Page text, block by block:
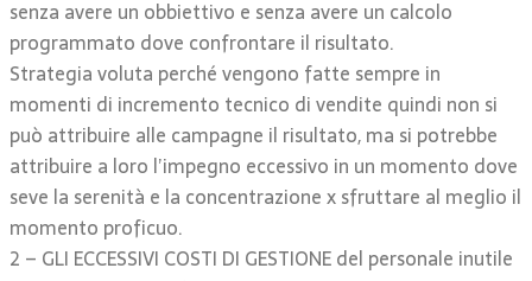
senza avere un obbiettivo e senza avere un calcolo
programmato dove confrontare il risultato.
Strategia voluta perché vengono fatte sempre in
momenti di incremento tecnico di vendite quindi non si
può attribuire alle campagne il risultato, ma si potrebbe
attribuire a loro l’impegno eccessivo in un momento dove
seve la serenità e la concentrazione x sfruttare al meglio il
momento proficuo.
2 – GLI ECCESSIVI COSTI DI GESTIONE del personale inutile